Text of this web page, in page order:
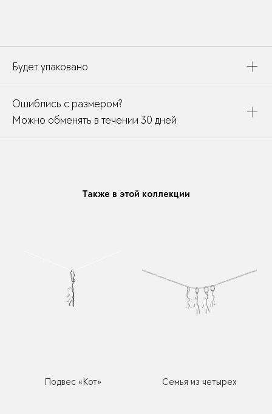
Будет упаковано
дополнено открыткой, паспортом украшения и
собрано в подарочный пакет
Ошиблись с размером?
Можно обменять в течении 30 дней
Также в этой коллекции
Подвес «Кот» Семья из четырех